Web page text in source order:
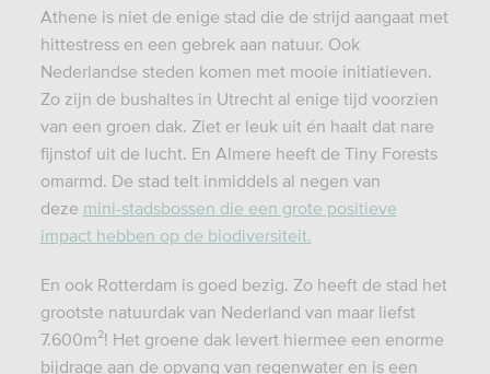
Athene is niet de enige stad die de strijd aangaat met
hittestress en een gebrek aan natuur. Ook
Nederlandse steden komen met mooie initiatieven.
Zo zijn de bushaltes in Utrecht al enige tijd voorzien
van een groen dak. Ziet er leuk uit én haalt dat nare
fijnstof uit de lucht. En Almere heeft de Tiny Forests
omarmd. De stad telt inmiddels al negen van
deze mini-stadsbossen die een grote positieve
impact hebben op de biodiversiteit.
En ook Rotterdam is goed bezig. Zo heeft de stad het
grootste natuurdak van Nederland van maar liefst
7.600m²! Het groene dak levert hiermee een enorme
bijdrage aan de opvang van regenwater en is een